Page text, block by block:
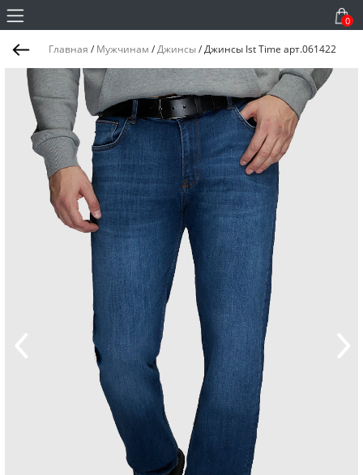
0
Главная / Мужчинам /Джинсы/Джинсы Ist Time арт.061422